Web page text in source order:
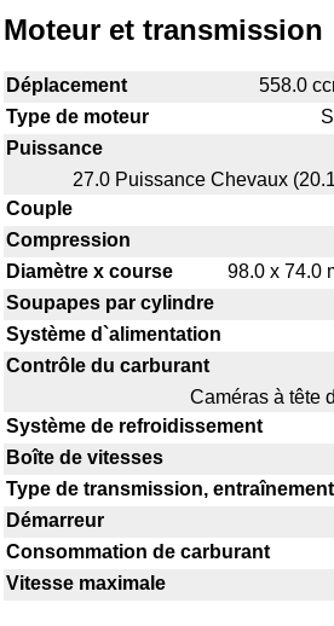
Moteur et transmission
Déplacement
558.0
Type de moteur
Puissance
27.0 Puissance Chevaux
Couple
Compression
Diamètre x course
98.0 x 74.0
Soupapes par cylindre
Système d`alimentation
Contrôle du carburant
Caméras à tête
Système de refroidissement
Boîte de vitesses
Type de transmission, entraînement
Démarreur
Consommation de carburant
Vitesse maximale